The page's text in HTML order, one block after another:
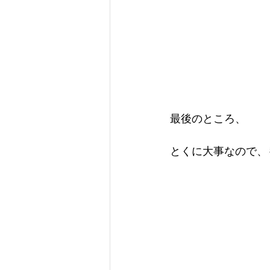
最後のところ、
とくに大事なので、